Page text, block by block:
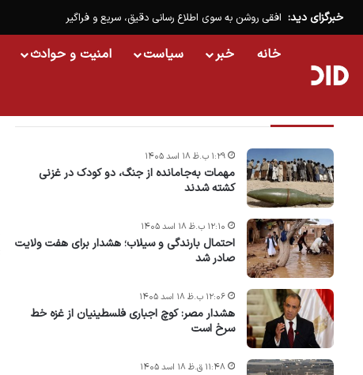
خبرگزای دید: افقی روشن به سوی اطلاع رسانی دقیق، سریع و فراگیر
خانه خبر سیاست امنیت و حوادث
مهمات به‌جامانده از جنگ، دو کودک در غزنی
کشته شدند
۱:۲۹ ب.ظ ۱۸ اسد ۱۴۰۵
احتمال بارندگی و سیلاب؛ هشدار برای هفت ولایت
صادر شد
۱۲:۱۰ ب.ظ ۱۸ اسد ۱۴۰۵
هشدار مصر: کوچ اجباری فلسطینیان از غزه خط
سرخ است
۱۲:۰۶ ب.ظ ۱۸ اسد ۱۴۰۵
۱۱:۴۸ ق.ظ ۱۸ اسد ۱۴۰۵